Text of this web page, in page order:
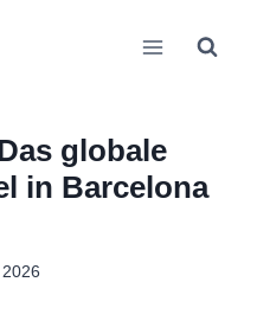
globale
in Barcelona